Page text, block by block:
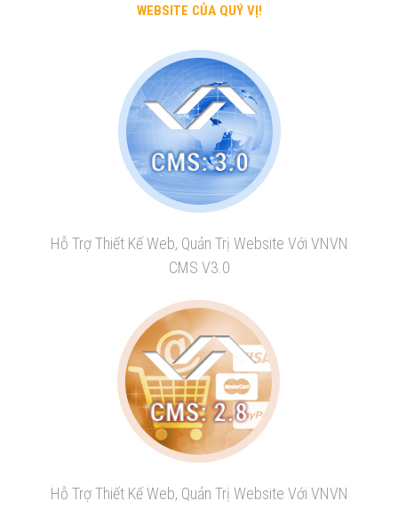
WEBSITE CỦA QUÝ VỊ!
Hỗ Trợ Thiết Kế Web, Quản Trị Website Với VNVN
CMS V3.0
Hỗ Trợ Thiết Kế Web, Quản Trị Website Với VNVN